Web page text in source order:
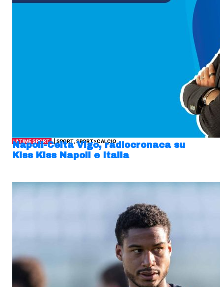
ULTIME SPORT| SPORT, SPORT>CALCIO
Napoli-Celta Vigo, radiocronaca su
Kiss Kiss Napoli e Italia